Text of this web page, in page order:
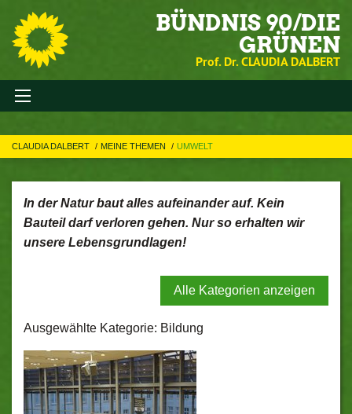
BÜNDNIS 90/DIE
GRÜNEN
Prof. Dr. CLAUDIA DALBERT
CLAUDIA DALBERT MEINE THEMEN UMWELT
In der Natur baut alles aufeinander auf. Kein
Bauteil darf verloren gehen. Nur so erhalten wir
unsere Lebensgrundlagen!
Alle Kategorien anzeigen
Ausgewählte Kategorie: Bildung